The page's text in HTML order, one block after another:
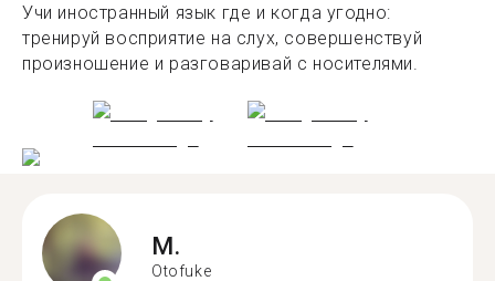
Учи иностранный язык где и когда угодно:
тренируй восприятие на слух, совершенствуй
произношение и разговаривай с носителями.
M.
Otofuke